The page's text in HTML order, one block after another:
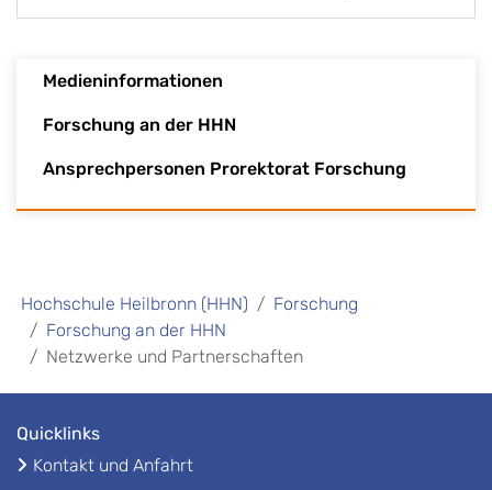
Medieninformationen
Forschung an der HHN
Ansprechpersonen Prorektorat Forschung
Hochschule Heilbronn (HHN)
Forschung
Forschung an der HHN
Netzwerke und Partnerschaften
Quicklinks
Kontakt und Anfahrt